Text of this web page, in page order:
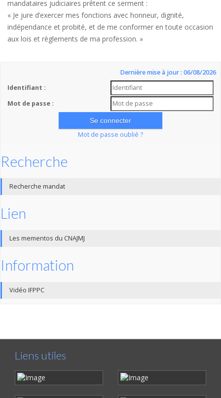
mandataires judiciaires prêtent ce serment :
« Je jure d’exercer mes fonctions avec honneur, dignité,
indépendance et probité, et de me conformer en toute occasion
aux lois et règlements de ma profession. »
Dernière mise à jour : 06/08/2026
Identifiant :
Mot de passe :
Mot de passe oublié ?
Recherche
Recherche mandat
Lien
Les mementos du CNAJMJ
Information
Vidéo IFPPC
Liens utiles